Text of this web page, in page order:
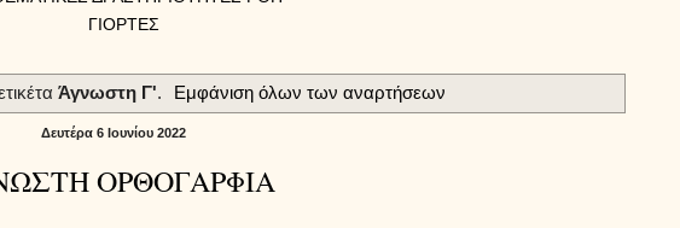
ΓΙΟΡΤΕΣ
Άγνωστη Γ'. Εμφάνιση όλων των αναρτήσεων
Δευτέρα 6 Ιουνίου 2022
ΟΡΘΟΓΑΡΦΙΑ